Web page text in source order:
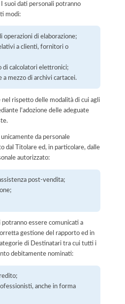
suoi dati personali potranno
modi:
operazioni di elaborazione;
a clienti, fornitori o
di calcolatori elettronici;
a mezzo di archivi cartacei.
rispetto delle modalità di cui agli
l'adozione delle adeguate
da personale
dal Titolare ed, in particolare, dalle
autorizzato:
post-vendita;
potranno essere comunicati a
gestione del rapporto ed in
di Destinatari tra cui tutti i
debitamente nominati:
anche in forma